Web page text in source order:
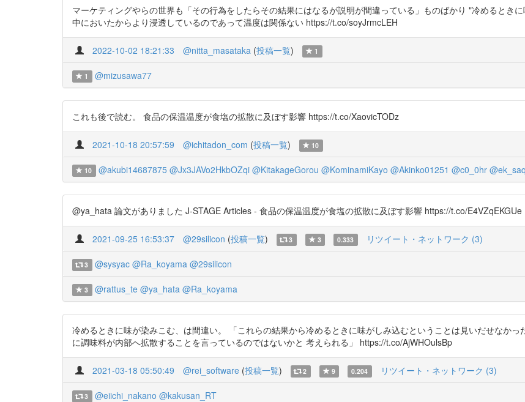
マーケティングやらの世界も「その行為をしたらその結果にはなるが説明が間違っている」ものばかり "冷めるとき
中においたからより浸透しているのであって温度は関係ない https://t.co/soyJrmcLEH
2022-10-02 18:21:33 @nitta_masataka (投稿一覧) 1
1 @mizusawa77
これも後で読む。 食品の保温温度が食塩の拡散に及ぼす影響 https://t.co/XaovicTODz
2021-10-18 20:57:59 @ichitadon_com (投稿一覧) 10
10 @akubi14687875 @Jx3JAVo2HkbOZqi @KitakageGorou @KominamiKayo @Akinko01251 @c0_0hr
@ya_hata 論文がありました J-STAGE Articles - 食品の保温温度が食塩の拡散に及ぼす影響 https://t.co/E4VZqEKGUe
2021-09-25 16:53:37 @29silicon (投稿一覧) 3 3 0.333 リツイート・ネットワーク (3)
3 @sysyac @Ra_koyama @29silicon
3 @rattus_te @ya_hata @Ra_koyama
冷めるときに味が染みこむ、は間違い。 「これらの結果から冷めるときに味がしみ込むということは見いだせなか
に調味料が内部へ拡散することを言っているのではないかと 考えられる」 https://t.co/AjWHOulsBp
2021-03-18 05:50:49 @rei_software (投稿一覧) 2 9 0.204 リツイート・ネットワーク (3)
3 @eiichi_nakano @kakusan_RT